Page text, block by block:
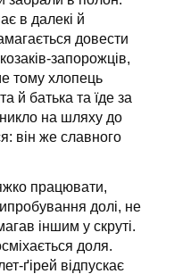
в далекі й
довести
запорожців,
тому хлопець
й батька та їде за
на шляху до
він же славного
працювати,
долі, не
іншим у скруті.
доля.
ґірей відпускає